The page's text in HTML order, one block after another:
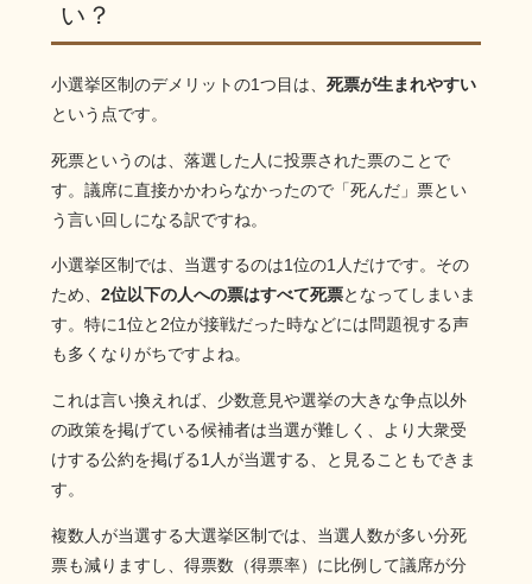
い？
小選挙区制のデメリットの1つ目は、 死票が生まれやすい
という点です。
死票というのは、落選した人に投票された票のことで
す。議席に直接かかわらなかったので「死んだ」票とい
う言い回しになる訳ですね。
小選挙区制では、当選するのは1位の1人だけです。その
ため、 2位以下の人への票はすべて死票となってしまいま
す。特に1位と2位が接戦だった時などには問題視する声
も多くなりがちですよね。
これは言い換えれば、少数意見や選挙の大きな争点以外
の政策を掲げている候補者は当選が難しく、より大衆受
けする公約を掲げる1人が当選する、と見ることもできま
す。
複数人が当選する大選挙区制では、当選人数が多い分死
票も減りますし、得票数（得票率）に比例して議席が分